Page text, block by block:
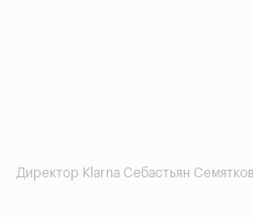
Директор Klarna Себастьян